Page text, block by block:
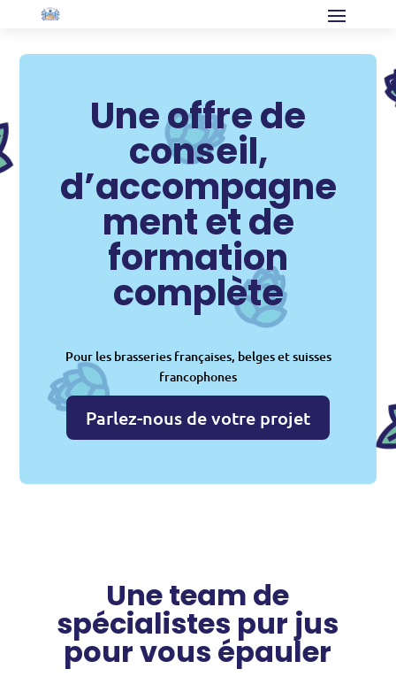
Une offre de
conseil,
d’accompagne
ment et de
formation
complète
Pour les brasseries françaises, belges et suisses
francophones
Parlez-nous de votre projet
Une team de
spécialistes pur jus
pour vous épauler